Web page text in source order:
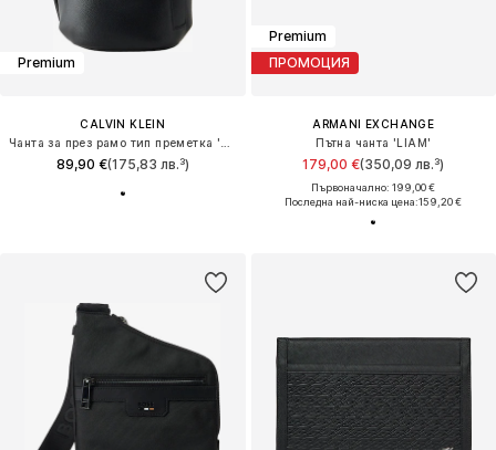
Premium
CALVIN KLEIN
89,90 €(175,83 лв.³)
Premium
ПРОМОЦИЯ
ARMANI EXCHANGE
Пътна чанта 'LIAM'
179,00 €(350,09 лв.³)
Първоначално: 199,00 €
Последна най-ниска цена:159,20 €